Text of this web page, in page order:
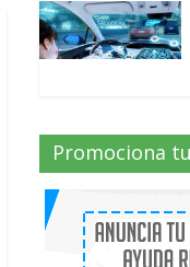
Promociona